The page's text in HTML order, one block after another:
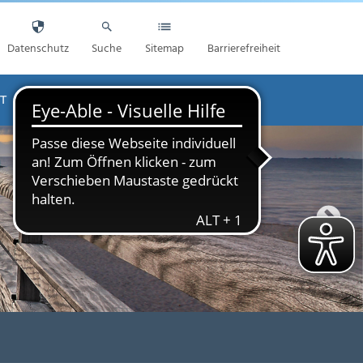
Datenschutz Suche Sitemap Barrierefreiheit